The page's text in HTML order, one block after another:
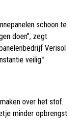
schoon te
doen”, zegt
Verisol
veilig.”
over het stof.
minder opbrengst